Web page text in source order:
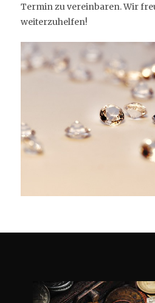
Termin zu vereinbaren. Wir
weiterzuhelfen!